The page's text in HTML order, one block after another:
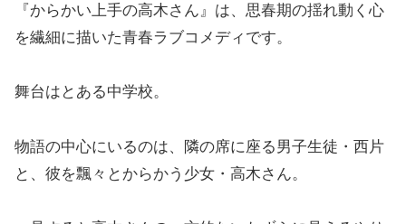
『からかい上手の高木さん』は、思春期の揺れ動く心
を繊細に描いた青春ラブコメディです。
舞台はとある中学校。
物語の中心にいるのは、隣の席に座る男子生徒・西片
と、彼を飄々とからかう少女・高木さん。